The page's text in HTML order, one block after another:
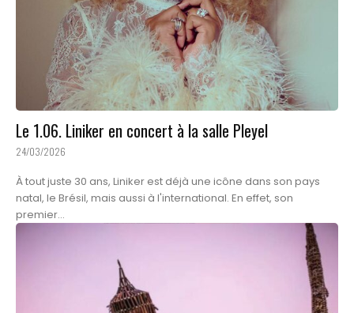
Le 1.06. Liniker en concert à la salle Pleyel
24/03/2026
À tout juste 30 ans, Liniker est déjà une icône dans son pays
natal, le Brésil, mais aussi à l'international. En effet, son
premier...